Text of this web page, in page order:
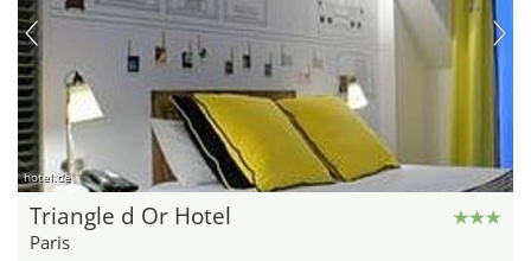
hotel.de
Triangle d Or Hotel
Paris